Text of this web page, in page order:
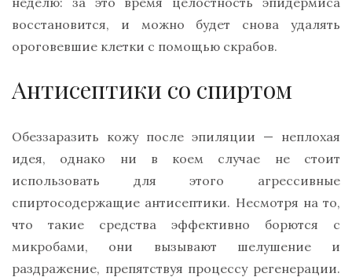
восстановится, и можно будет снова удалять
ороговевшие клетки с помощью скрабов.
Антисептики со спиртом
Обеззаразить кожу после эпиляции — неплохая
идея, однако ни в коем случае не стоит
использовать для этого агрессивные
спиртосодержащие антисептики. Несмотря на то,
что такие средства эффективно борются с
микробами, они вызывают шелушение и
раздражение, препятствуя процессу регенерации.